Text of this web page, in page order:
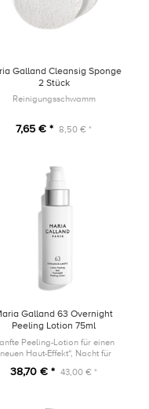
Galland Cleansig Sponge
2 Stück
Reinigungsschwamm
7,65 € * 8,50 € *
Galland 63 Overnight
Peeling Lotion 75ml
Peeling-Lotion für einen
„neuen Haut-Effekt“, Nacht für
38,70 € * 43,00 € *